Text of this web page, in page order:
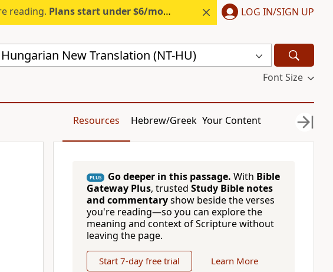
reading. Plans start under $6/month. Start free. LOG IN/SIGN UP
Hungarian New Translation (NT-HU)
Font Size
Resources Hebrew/Greek Your Content
PLUS Go deeper in this passage. With Bible
Gateway Plus, trusted Study Bible notes
and commentaryshow beside the verses
you're reading—so you can explore the
meaning and context of Scripture without
leaving the page.
Start 7-day free trial Learn More